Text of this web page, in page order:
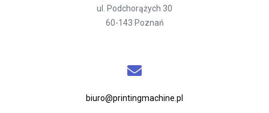
ul. Podchorążych 30
60-143 Poznań
biuro@printingmachine.pl